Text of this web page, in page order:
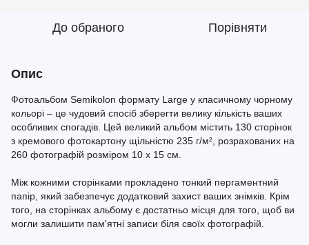
До обраного Порівняти
Опис
Фотоальбом Semikolon формату Large у класичному чорному
кольорі – це чудовий спосіб зберегти велику кількість ваших
особливих спогадів. Цей великий альбом містить 130 сторінок
з кремового фотокартону щільністю 235 г/м², розрахованих на
260 фотографій розміром 10 х 15 см.
Між кожними сторінками прокладено тонкий пергаментний
папір, який забезпечує додатковий захист ваших знімків. Крім
того, на сторінках альбому є достатньо місця для того, щоб ви
могли залишити пам'ятні записи біля своїх фотографій.